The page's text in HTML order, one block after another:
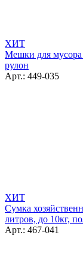
ХИТ
Мешки для
рулон
Арт.: 449-035
ХИТ
Сумка
литров, до 10кг,
Арт.: 467-041